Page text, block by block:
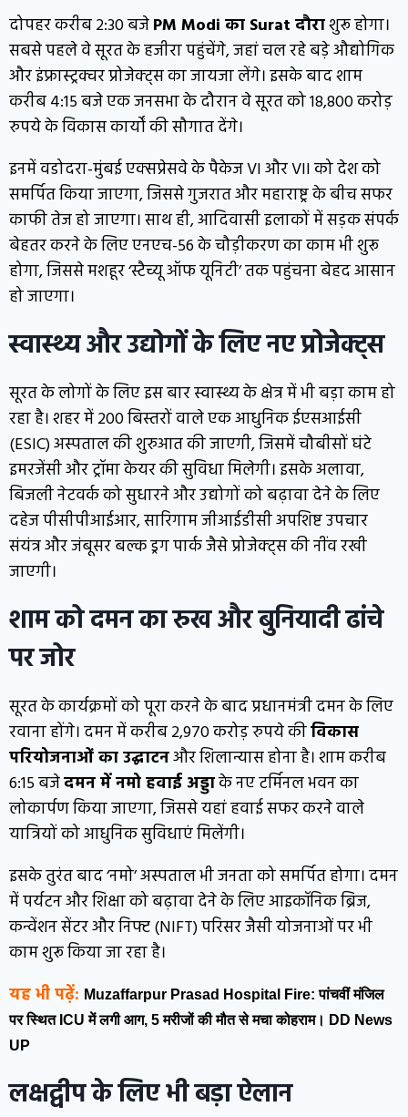
दोपहर करीब 2:30 बजेPM Modi का Surat दौराशुरू होगा।
सबसे पहले वे सूरत के हजीरा पहुंचेंगे, जहां चल रहे बड़े औद्योगिक
और इंफ्रास्ट्रक्चर प्रोजेक्ट्स का जायजा लेंगे। इसके बाद शाम
करीब 4:15 बजे एक जनसभा के दौरान वे सूरत को ₹18,800 करोड़
रुपये के विकास कार्यों की सौगात देंगे।
इनमें वडोदरा-मुंबई एक्सप्रेसवे के पैकेज VI और VII को देश को
समर्पित किया जाएगा, जिससे गुजरात और महाराष्ट्र के बीच सफर
काफी तेज हो जाएगा। साथ ही, आदिवासी इलाकों में सड़क संपर्क
बेहतर करने के लिए एनएच-56 के चौड़ीकरण का काम भी शुरू
होगा, जिससे मशहूर ‘स्टैच्यू ऑफ यूनिटी’ तक पहुंचना बेहद आसान
हो जाएगा।
स्वास्थ्य और उद्योगों के लिए नए प्रोजेक्ट्स
सूरत के लोगों के लिए इस बार स्वास्थ्य के क्षेत्र में भी बड़ा काम हो
रहा है। शहर में 200 बिस्तरों वाले एक आधुनिक ईएसआईसी
(ESIC) अस्पताल की शुरुआत की जाएगी, जिसमें चौबीसों घंटे
इमरजेंसी और ट्रॉमा केयर की सुविधा मिलेगी। इसके अलावा,
बिजली नेटवर्क को सुधारने और उद्योगों को बढ़ावा देने के लिए
दहेज पीसीपीआईआर, सारिगाम जीआईडीसी अपशिष्ट उपचार
संयंत्र और जंबूसर बल्क ड्रग पार्क जैसे प्रोजेक्ट्स की नींव रखी
जाएगी।
शाम को दमन का रुख और बुनियादी ढांचे
पर जोर
सूरत के कार्यक्रमों को पूरा करने के बाद प्रधानमंत्री दमन के लिए
रवाना होंगे। दमन में करीब ₹2,970 करोड़ रुपये कीविकास
परियोजनाओं का उद्घाटनऔर शिलान्यास होना है। शाम करीब
6:15 बजेदमन में नमो हवाई अड्डाके नए टर्मिनल भवन का
लोकार्पण किया जाएगा, जिससे यहां हवाई सफर करने वाले
यात्रियों को आधुनिक सुविधाएं मिलेंगी।
इसके तुरंत बाद ‘नमो’ अस्पताल भी जनता को समर्पित होगा। दमन
में पर्यटन और शिक्षा को बढ़ावा देने के लिए आइकॉनिक ब्रिज,
कन्वेंशन सेंटर और निफ्ट (NIFT) परिसर जैसी योजनाओं पर भी
काम शुरू किया जा रहा है।
यह भी पढ़ें: Muzaffarpur Prasad Hospital Fire: पांचवीं मंजिल
पर स्थित ICU में लगी आग, 5 मरीजों की मौत से मचा कोहराम। DD News
UP
लक्षद्वीप के लिए भी बड़ा ऐलान